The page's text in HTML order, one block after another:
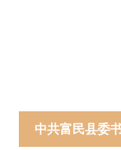
中共富民县委